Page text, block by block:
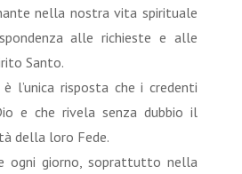
nella nostra vita spirituale
alle richieste e alle
Santo.
l’unica risposta che i credenti
e che rivela senza dubbio il
della loro Fede.
ogni giorno, soprattutto nella